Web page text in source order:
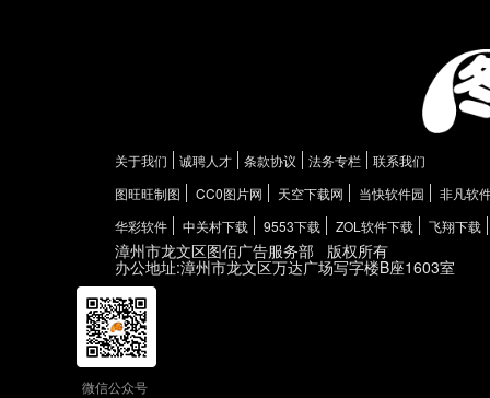
关于我们 诚聘人才 条款协议 法务专栏
联系我们
图旺旺制图
CC0图片网 天空下载网 当快软件园
非凡软
华彩软件
中关村下载 9553下载 ZOL软件下载 飞翔下载
漳州市龙文区图佰广告服务部 版权所有
办公地址:漳州市龙文区万达广场写字楼B座1603室
微信公众号